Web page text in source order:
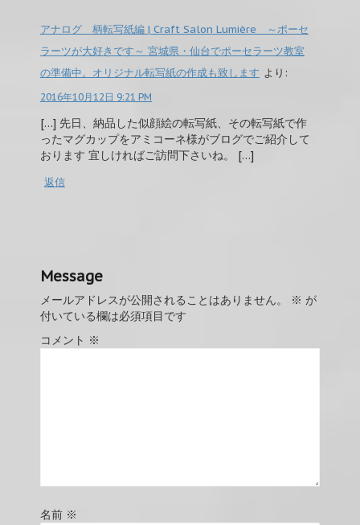
アナログ 柄転写紙編 | Craft Salon Lumière ～ポーセ
ラーツが大好きです～ 宮城県・仙台でポーセラーツ教室
の準備中。オリジナル転写紙の作成も致します より:
2016年10月12日 9:21 PM
[…] 先日、納品した似顔絵の転写紙、その転写紙で作
ったマグカップをアミコーネ様がブログでご紹介して
おります 宜しければご訪問下さいね。 […]
返信
Message
メールアドレスが公開されることはありません。 ※ が
付いている欄は必須項目です
コメント ※
名前 ※